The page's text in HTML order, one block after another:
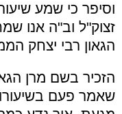
וסיפר כי שמע
זצוק"ל וב"ה אנו
הגאון רבי יצחק
הזכיר בשם מרן
שאמר פעם